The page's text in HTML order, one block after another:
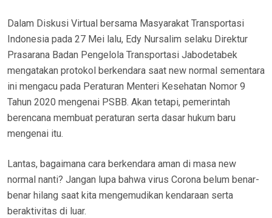
Dalam Diskusi Virtual bersama Masyarakat Transportasi
Indonesia pada 27 Mei lalu, Edy Nursalim selaku Direktur
Prasarana Badan Pengelola Transportasi Jabodetabek
mengatakan protokol berkendara saat new normal sementara
ini mengacu pada Peraturan Menteri Kesehatan Nomor 9
Tahun 2020 mengenai PSBB. Akan tetapi, pemerintah
berencana membuat peraturan serta dasar hukum baru
mengenai itu.
Lantas, bagaimana cara berkendara aman di masa new
normal nanti? Jangan lupa bahwa virus Corona belum benar-
benar hilang saat kita mengemudikan kendaraan serta
beraktivitas di luar.